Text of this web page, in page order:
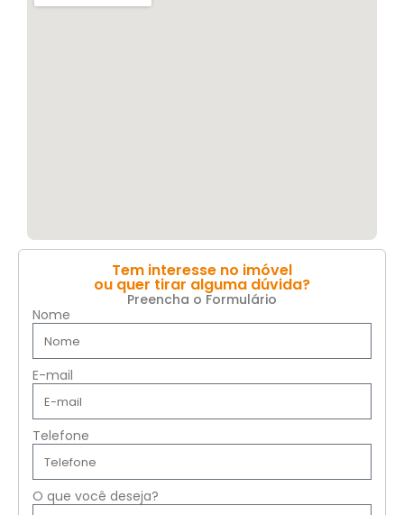
Tem interesse no imóvel
ou quer tirar alguma dúvida?
Preencha o Formulário
Nome
E-mail
Telefone
O que você deseja?